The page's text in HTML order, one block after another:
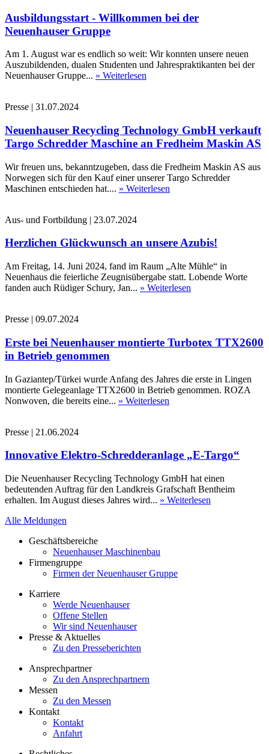
Ausbildungsstart - Willkommen bei der
Neuenhauser Gruppe
Am 1. August war es endlich so weit: Wir konnten unsere neuen
Auszubildenden, dualen Studenten und Jahrespraktikanten bei der
Neuenhauser Gruppe... » Weiterlesen
Presse | 31.07.2024
Neuenhauser Recycling Technology GmbH verkauft
Targo Schredder Maschine an Fredheim Maskin AS
Wir freuen uns, bekanntzugeben, dass die Fredheim Maskin AS aus
Norwegen sich für den Kauf einer unserer Targo Schredder
Maschinen entschieden hat.... » Weiterlesen
Aus- und Fortbildung | 23.07.2024
Herzlichen Glückwunsch an unsere Azubis!
Am Freitag, 14. Juni 2024, fand im Raum „Alte Mühle“ in
Neuenhaus die feierliche Zeugnisübergabe statt. Lobende Worte
fanden auch Rüdiger Schury, Jan... » Weiterlesen
Presse | 09.07.2024
Erste bei Neuenhauser montierte Turbotex TTX2600
in Betrieb genommen
In Gaziantep/Türkei wurde Anfang des Jahres die erste in Lingen
montierte Gelegeanlage TTX2600 in Betrieb genommen. ROZA
Nonwoven, die bereits eine... » Weiterlesen
Presse | 21.06.2024
Innovative Elektro-Schredderanlage „E-Targo“
Die Neuenhauser Recycling Technology GmbH hat einen
bedeutenden Auftrag für den Landkreis Grafschaft Bentheim
erhalten. Im August dieses Jahres wird... » Weiterlesen
Alle Meldungen
Geschäftsbereiche
Neuenhauser Maschinenbau
Firmengruppe
Firmen der Neuenhauser Gruppe
Karriere
Werde Neuenhauser
Offene Stellen
Wir sind Neuenhauser
Presse & Aktuelles
Zu den Presseberichten
Ansprechpartner
Zu den Ansprechpartnern
Messen
Zu den Messen
Kontakt
Kontakt
Anfahrt